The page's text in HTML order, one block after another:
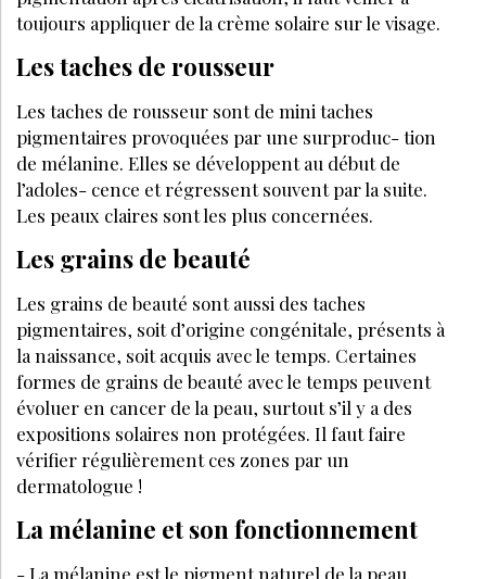
Quelles sont les causes de l'hyperpigmentation
?
PARTAGEZ SUR :
PAR MICHÈLE DE LATTRE
DIRECTRICE RÉDACTION LES NOUVELLES
ESTHÉTIQUES
MAI 2022